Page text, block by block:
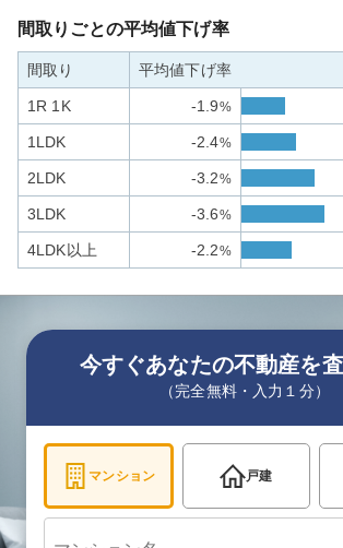
間取りごとの平均値下げ率
間取り 平均値下げ率
1R 1K -1.9%
1LDK -2.4%
2LDK -3.2%
3LDK -3.6%
4LDK以上 -2.2%
今すぐあなたの不動産を
（完全無料・入力１分）
マンション 戸建